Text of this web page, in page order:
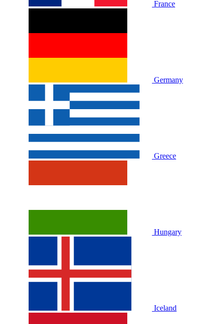
France
Germany
Greece
Hungary
Iceland